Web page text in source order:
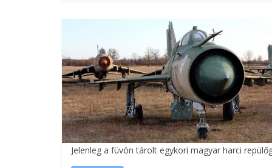
Jelenleg a füvön tárolt egykori magyar harci